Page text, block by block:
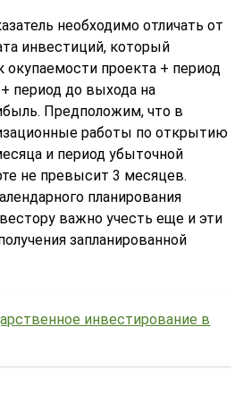
необходимо отличать от
инвестиций, который
окупаемости проекта + период
период до выхода на
Предположим, что в
работы по открытию
и период убыточной
не превысит 3 месяцев.
планирования
важно учесть еще и эти
запланированной
инвестирование в